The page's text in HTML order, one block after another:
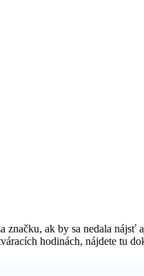
značku, ak by sa nedala nájsť
hodinách, nájdete tu